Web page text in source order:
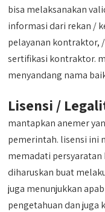
bisa melaksanakan
informasi dari rekan /
pelayanan kontraktor,
sertifikasi kontraktor.
menyandang nama
Lisensi /
mantapkan anemer
pemerintah. lisensi ini
memadati persyaratan
diharuskan buat
juga menunjukkan
pengetahuan dan juga